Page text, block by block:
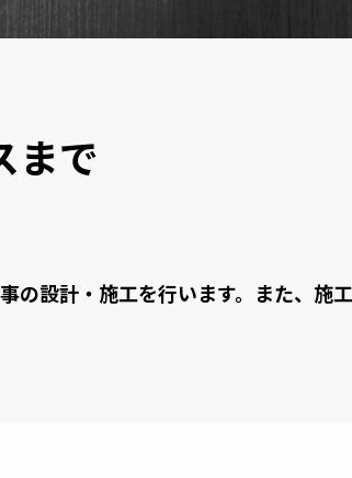
まで
の設計・施工を行います。また、施